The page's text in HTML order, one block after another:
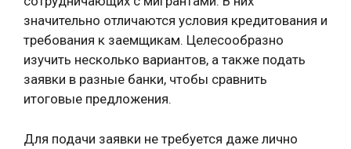
значительно отличаются условия кредитования и
требования к заемщикам. Целесообразно
изучить несколько вариантов, а также подать
заявки в разные банки, чтобы сравнить
итоговые предложения.
Для подачи заявки не требуется даже лично